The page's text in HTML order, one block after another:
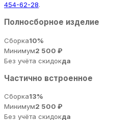
454-62-28.
Полносборное изделие
Сборка10%
Минимум2 500 ₽
Без учёта скидокда
Частично встроенное
Сборка13%
Минимум2 500 ₽
Без учёта скидокда